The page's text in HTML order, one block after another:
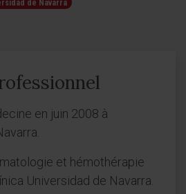
de Navarra
en juin 2008 à
et hémothérapie
Universidad de Navarra.